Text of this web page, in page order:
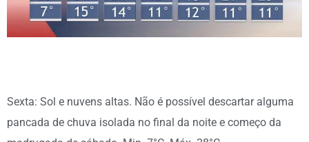
Sexta: Sol e nuvens altas. Não é possível descartar alguma
pancada de chuva isolada no final da noite e começo da